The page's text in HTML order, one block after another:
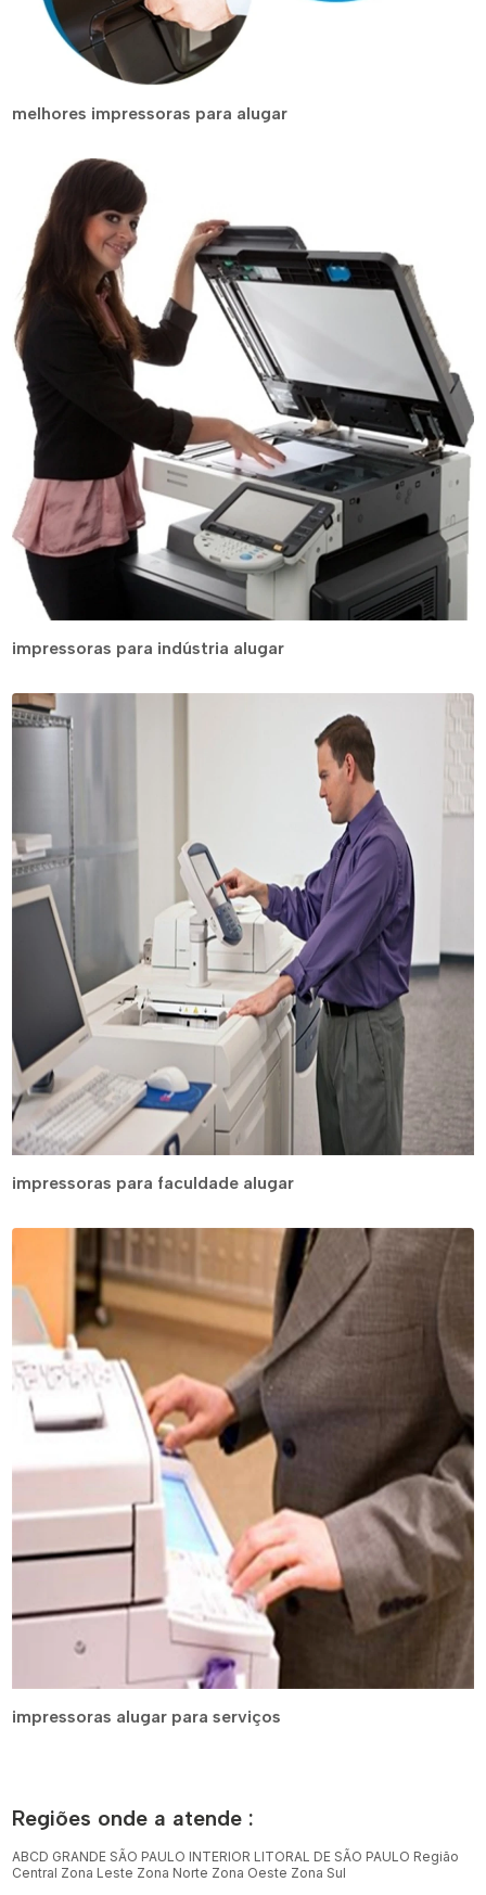
melhores impressoras para alugar
impressoras para indústria alugar
impressoras para faculdade alugar
impressoras alugar para serviços
Regiões onde a atende :
ABCD GRANDE SÃO PAULO INTERIOR LITORAL DE SÃO PAULO Região
Central Zona Leste Zona Norte Zona Oeste Zona Sul